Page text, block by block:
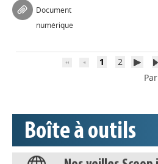
Document
numérique
1 2
Boîte à outils
Déposer une actu !
Accéder à son
déconnecter)
Nos veilles Scoop.it